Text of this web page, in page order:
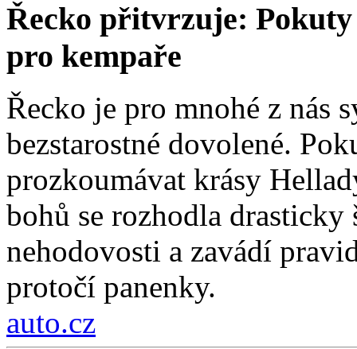
Řecko přitvrzuje: Pokuty
pro kempaře
Řecko je pro mnohé z nás
bezstarostné dovolené.
prozkoumávat krásy
bohů se rozhodla
nehodovosti a zavádí
protočí panenky.
auto.cz